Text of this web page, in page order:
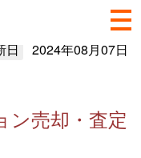
日 2024年08月07日
ン売却・査定